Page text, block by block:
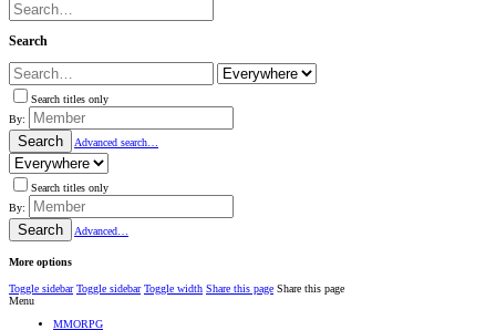
Search
Search titles only
By:
Search Advanced search…
Search titles only
By:
Search Advanced…
More options
Toggle sidebar Toggle sidebar Toggle width Share this page Share this page
Menu
MMORPG